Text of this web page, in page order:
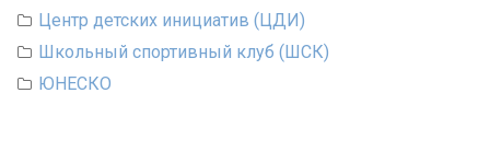
Центр детских инициатив (ЦДИ)
Школьный спортивный клуб (ШСК)
ЮНЕСКО